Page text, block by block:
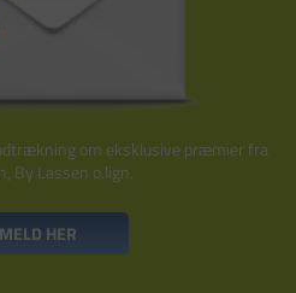
om eksklusive præmier fra
By Lassen o.lign.
HER